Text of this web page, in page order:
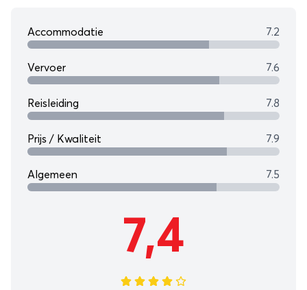
onvergetelijke 15-daagse rondreis!
Accommodatie 7.2
Vervoer 7.6
Reisleiding 7.8
Prijs / Kwaliteit 7.9
Algemeen 7.5
7,4